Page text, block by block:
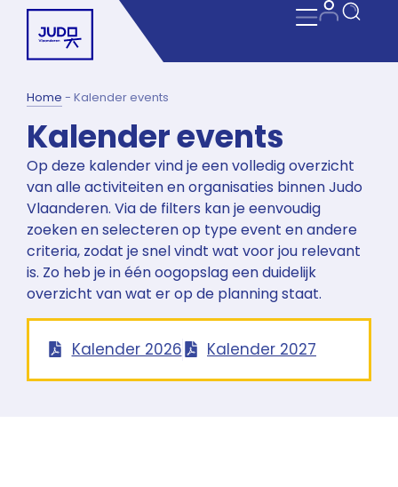
Home - Kalender events
Kalender events
Op deze kalender vind je een volledig overzicht
van alle activiteiten en organisaties binnen Judo
Vlaanderen. Via de filters kan je eenvoudig
zoeken en selecteren op type event en andere
criteria, zodat je snel vindt wat voor jou relevant
is. Zo heb je in één oogopslag een duidelijk
overzicht van wat er op de planning staat.
Kalender 2026 Kalender 2027